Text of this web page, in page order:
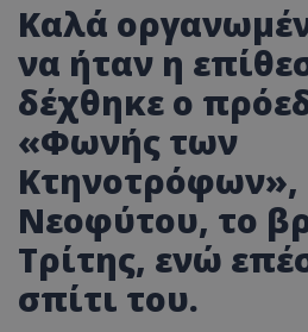
Καλά
να ήταν η
δέχθηκε ο
«Φωνής των
Νεοφύτου, το
Τρίτης, ενώ
σπίτι του.